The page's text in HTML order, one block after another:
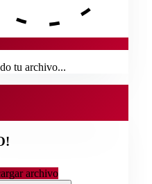
tu archivo...
archivo